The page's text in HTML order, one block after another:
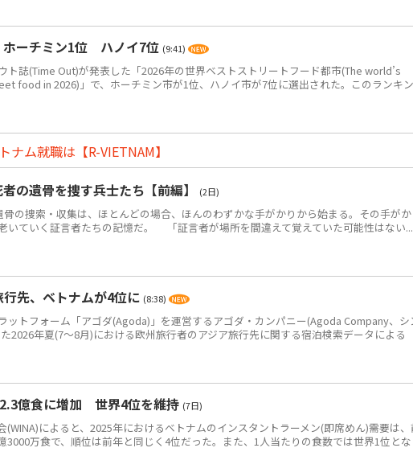
ホーチミン1位 ハノイ7位 (9:41)
ト誌(Time Out)が発表した「2026年の世界ベストストリートフード都市(The world’s
food in 2026)」で、ホーチミン市が1位、ハノイ市が7位に選出された。このランキン
ム就職は【R-VIETNAM】
の遺骨を捜す兵士たち【前編】
(2日)
の捜索・収集は、ほとんどの場合、ほんのわずかな手がかりから始まる。その手がか
いていく証言者たちの記憶だ。 「証言者が場所を間違えて覚えていた可能性はない...
先、ベトナムが4位に (8:38)
ットフォーム「アゴダ(Agoda)」を運営するアゴダ・カンパニー(Agoda Company、シ
2026年夏(7～8月)における欧州旅行者のアジア旅行先に関する宿泊検索データによる
億食に増加 世界4位を維持 (7日)
(WINA)によると、2025年におけるベトナムのインスタントラーメン(即席めん)需要は、
3000万食で、順位は前年と同じく4位だった。また、1人当たりの食数では世界1位とな